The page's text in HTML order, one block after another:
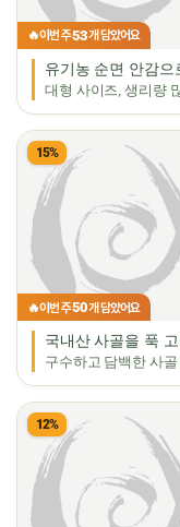
🔥이번 주53개 담았어요
유기농 순면 안감으
대형 사이즈, 생리량
15%
🔥이번 주50개 담았어요
국내산 사골을 푹
구수하고 담백한 사
12%